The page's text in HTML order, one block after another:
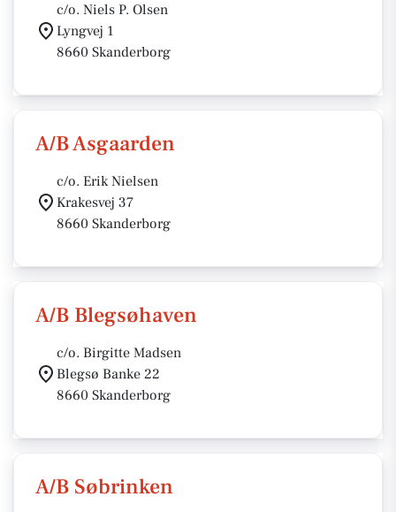
c/o. Niels P. Olsen
Lyngvej 1
8660 Skanderborg
A/B Asgaarden
c/o. Erik Nielsen
Krakesvej 37
8660 Skanderborg
A/B Blegsøhaven
c/o. Birgitte Madsen
Blegsø Banke 22
8660 Skanderborg
A/B Søbrinken